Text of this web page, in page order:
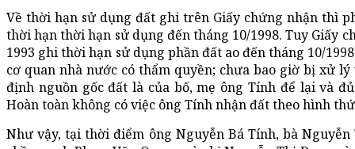
Về thời hạn sử dụng đất ghi trên Giấy chứng nhận thì
thời hạn thời hạn sử dụng đến tháng 10/1998. Tuy Giấy
1993 ghi thời hạn sử dụng phần đất ao đến tháng 10/
cơ quan nhà nước có thẩm quyền; chưa bao giờ bị xử
định nguồn gốc đất là của bố, mẹ ông Tính để lại và
Hoàn toàn không có việc ông Tính nhận đất theo hình
Như vậy, tại thời điểm ông Nguyễn Bá Tính, bà